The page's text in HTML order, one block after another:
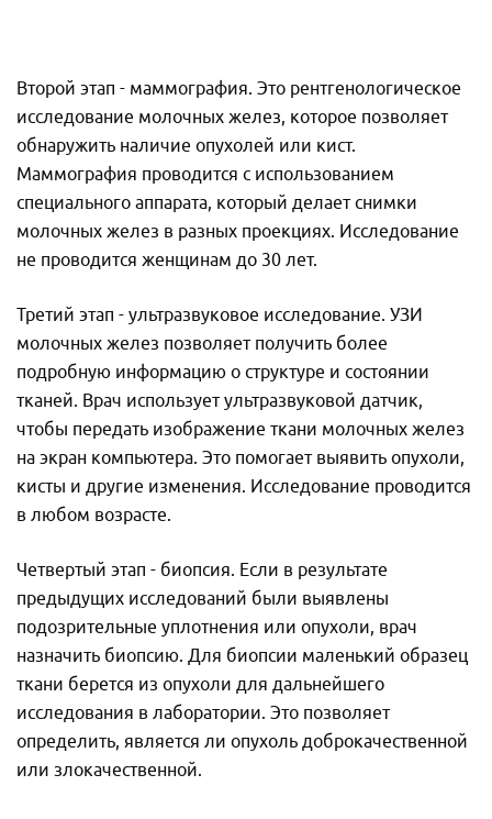
Второй этап - маммография. Это рентгенологическое
исследование молочных желез, которое позволяет
обнаружить наличие опухолей или кист.
Маммография проводится с использованием
специального аппарата, который делает снимки
молочных желез в разных проекциях. Исследование
не проводится женщинам до 30 лет.
Третий этап - ультразвуковое исследование. УЗИ
молочных желез позволяет получить более
подробную информацию о структуре и состоянии
тканей. Врач использует ультразвуковой датчик,
чтобы передать изображение ткани молочных желез
на экран компьютера. Это помогает выявить опухоли,
кисты и другие изменения. Исследование проводится
в любом возрасте.
Четвертый этап - биопсия. Если в результате
предыдущих исследований были выявлены
подозрительные уплотнения или опухоли, врач
назначить биопсию. Для биопсии маленький образец
ткани берется из опухоли для дальнейшего
исследования в лаборатории. Это позволяет
определить, является ли опухоль доброкачественной
или злокачественной.